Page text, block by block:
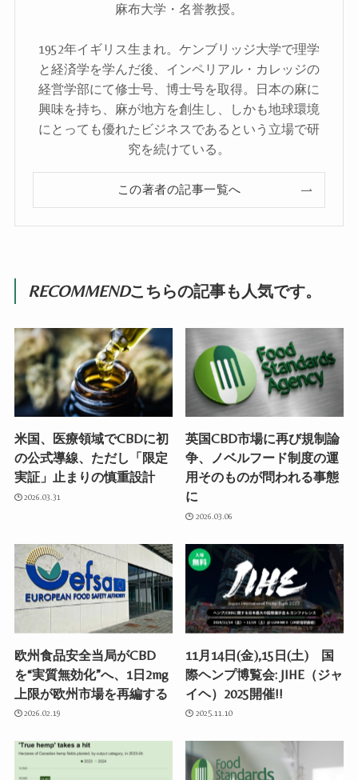
麻布大学・名誉教授。
1952年イギリス生まれ。ケンブリッジ大学で理学
と経済学を学んだ後、インペリアル・カレッジの
経営学部にて修士号、博士号を取得。日本の麻に
興味を持ち、麻が地方を創生し、しかも地球環境
にとっても優れたビジネスであるという立場で研
究を続けている。
この著者の記事一覧へ
RECOMMENDこちらの記事も人気です。
米国、医療領域でCBDに初
の公式導線、ただし「限定
実証」止まりの慎重設計
2026.03.31
英国CBD市場に再び規制論
争、ノベルフード制度の運
用そのものが問われる事態
に
2026.03.06
欧州食品安全当局がCBD
を“実質無効化”へ、1日2mg
上限が欧州市場を再編する
2026.02.19
11月14日(金),15日(土) 国
際ヘンプ博覧会: JIHE（ジャ
イヘ）2025開催!!
2025.11.10